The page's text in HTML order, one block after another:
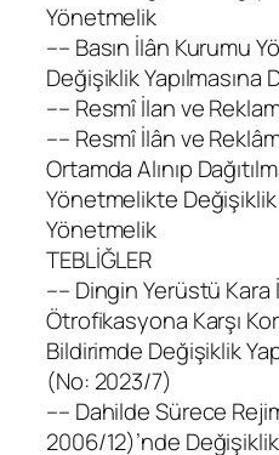
Yönetmelik
–– Basın İlân Kurumu
Değişiklik Yapılmasına
–– Resmî İlan ve
–– Resmî İlân ve
Ortamda Alınıp
Yönetmelikte Değişiklik
Yönetmelik
TEBLİĞLER
–– Dingin Yerüstü Kara
Ötrofikasyona Karşı
Bildirimde Değişiklik
(No: 2023/7)
–– Dahilde Sürece
2006/12)’nde Değişiklik